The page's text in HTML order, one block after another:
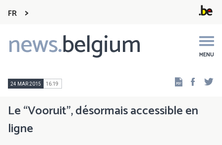
FR
news.belgium MENU
Main
navigation
24 MAR 2015 16:19
Le “Vooruit”, désormais accessible en
ligne